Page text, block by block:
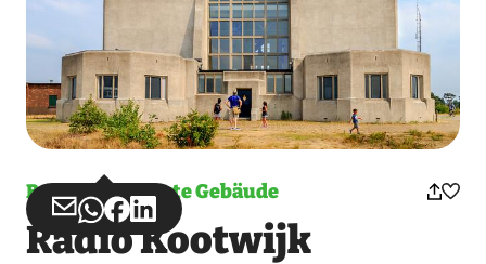
Bemerkenswerte Gebäude
Teilen
über
Teilen
über
Teilen
auf
Teilen
auf
Radio Kootwijk